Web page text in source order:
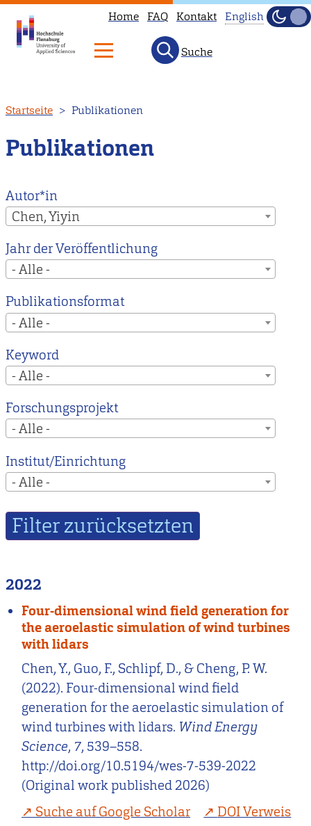
zum
Inhalt
Home FAQ Kontakt
to
our
main
instead.
English
Hell
Suche
Startseite Publikationen
Publikationen
Autor*in
Chen, Yiyin
Jahr der Veröffentlichung
- Alle -
Publikationsformat
- Alle -
Keyword
- Alle -
Forschungsprojekt
- Alle -
Institut/Einrichtung
- Alle -
2022
Four-dimensional wind field generation for
the aeroelastic simulation of wind turbines
with lidars
Chen, Y., Guo, F., Schlipf, D., & Cheng, P. W.
(2022). Four-dimensional wind field
generation for the aeroelastic simulation of
wind turbines with lidars. Wind Energy
Science, 7, 539–558.
http://doi.org/10.5194/wes-7-539-2022
(Original work published 2026)
Suche auf Google Scholar
DOI Verweis